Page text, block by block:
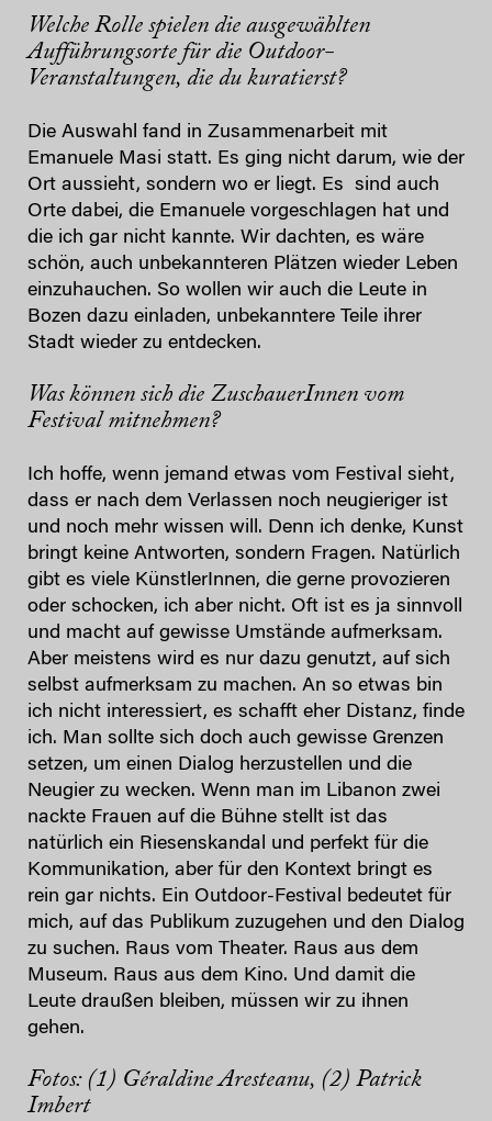
Welche Rolle spielen die ausgewählten
Aufführungsorte für die Outdoor-
Veranstaltungen, die du kuratierst?
Die Auswahl fand in Zusammenarbeit mit
Emanuele Masi statt. Es ging nicht darum, wie der
Ort aussieht, sondern wo er liegt. Es sind auch
Orte dabei, die Emanuele vorgeschlagen hat und
die ich gar nicht kannte. Wir dachten, es wäre
schön, auch unbekannteren Plätzen wieder Leben
einzuhauchen. So wollen wir auch die Leute in
Bozen dazu einladen, unbekanntere Teile ihrer
Stadt wieder zu entdecken.
Was können sich die ZuschauerInnen vom
Festival mitnehmen?
Ich hoffe, wenn jemand etwas vom Festival sieht,
dass er nach dem Verlassen noch neugieriger ist
und noch mehr wissen will. Denn ich denke, Kunst
bringt keine Antworten, sondern Fragen. Natürlich
gibt es viele KünstlerInnen, die gerne provozieren
oder schocken, ich aber nicht. Oft ist es ja sinnvoll
und macht auf gewisse Umstände aufmerksam.
Aber meistens wird es nur dazu genutzt, auf sich
selbst aufmerksam zu machen. An so etwas bin
ich nicht interessiert, es schafft eher Distanz, finde
ich. Man sollte sich doch auch gewisse Grenzen
setzen, um einen Dialog herzustellen und die
Neugier zu wecken. Wenn man im Libanon zwei
nackte Frauen auf die Bühne stellt ist das
natürlich ein Riesenskandal und perfekt für die
Kommunikation, aber für den Kontext bringt es
rein gar nichts. Ein Outdoor-Festival bedeutet für
mich, auf das Publikum zuzugehen und den Dialog
zu suchen. Raus vom Theater. Raus aus dem
Museum. Raus aus dem Kino. Und damit die
Leute draußen bleiben, müssen wir zu ihnen
gehen.
Fotos: (1) Géraldine Aresteanu, (2) Patrick
Imbert